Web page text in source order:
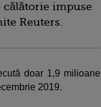
impuse
Reuters.
doar 1,9 milioane
2019.